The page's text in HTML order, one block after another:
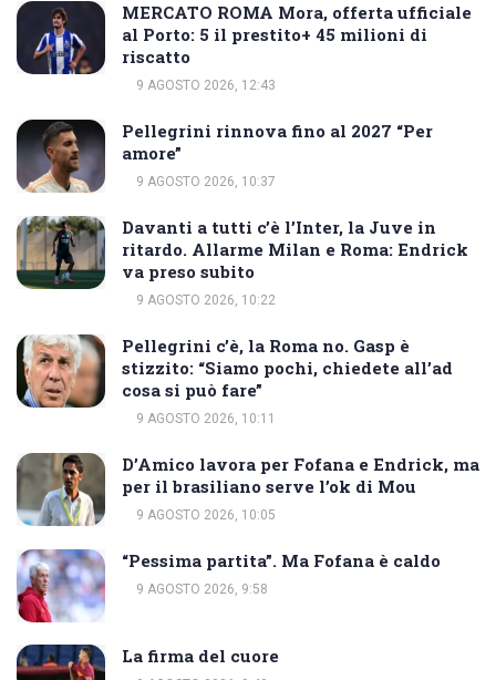
MERCATO ROMA Mora, offerta ufficiale
al Porto: 5 il prestito+ 45 milioni di
riscatto
9 AGOSTO 2026, 12:43
Pellegrini rinnova fino al 2027 “Per
amore”
9 AGOSTO 2026, 10:37
Davanti a tutti c’è l’Inter, la Juve in
ritardo. Allarme Milan e Roma: Endrick
va preso subito
9 AGOSTO 2026, 10:22
Pellegrini c’è, la Roma no. Gasp è
stizzito: “Siamo pochi, chiedete all’ad
cosa si può fare”
9 AGOSTO 2026, 10:11
D’Amico lavora per Fofana e Endrick, ma
per il brasiliano serve l’ok di Mou
9 AGOSTO 2026, 10:05
“Pessima partita”. Ma Fofana è caldo
9 AGOSTO 2026, 9:58
La firma del cuore